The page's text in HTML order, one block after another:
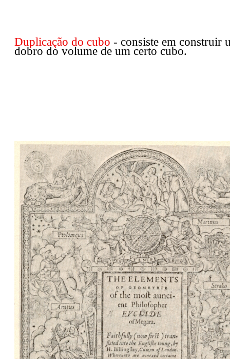
Duplicação do cubo - consiste em construir
dobro do volume de um certo cubo.